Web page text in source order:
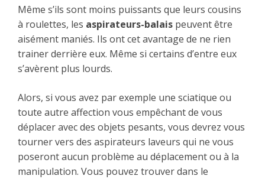
Même s’ils sont moins puissants que leurs cousins
à roulettes, les aspirateurs-balais peuvent être
aisément maniés. Ils ont cet avantage de ne rien
trainer derrière eux. Même si certains d’entre eux
s’avèrent plus lourds.
Alors, si vous avez par exemple une sciatique ou
toute autre affection vous empêchant de vous
déplacer avec des objets pesants, vous devrez vous
tourner vers des aspirateurs laveurs qui ne vous
poseront aucun problème au déplacement ou à la
manipulation. Vous pouvez trouver dans le